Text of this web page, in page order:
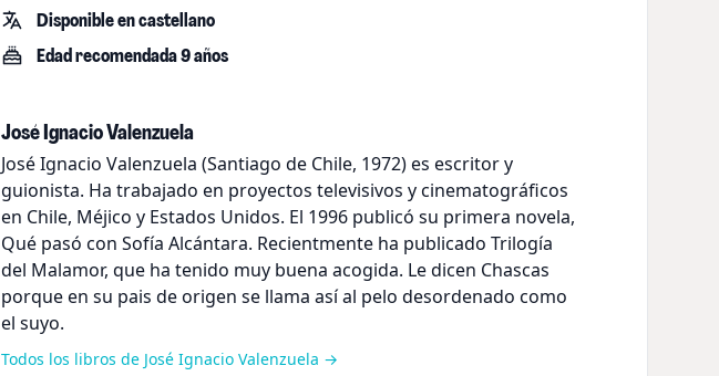
Disponible en castellano
Edad recomendada 9 años
José Ignacio Valenzuela
José Ignacio Valenzuela (Santiago de Chile, 1972) es escritor y
guionista. Ha trabajado en proyectos televisivos y cinematográficos
en Chile, Méjico y Estados Unidos. El 1996 publicó su primera novela,
Qué pasó con Sofía Alcántara. Recientmente ha publicado Trilogía
del Malamor, que ha tenido muy buena acogida. Le dicen Chascas
porque en su pais de origen se llama así al pelo desordenado como
el suyo.
Todos los libros de José Ignacio Valenzuela →